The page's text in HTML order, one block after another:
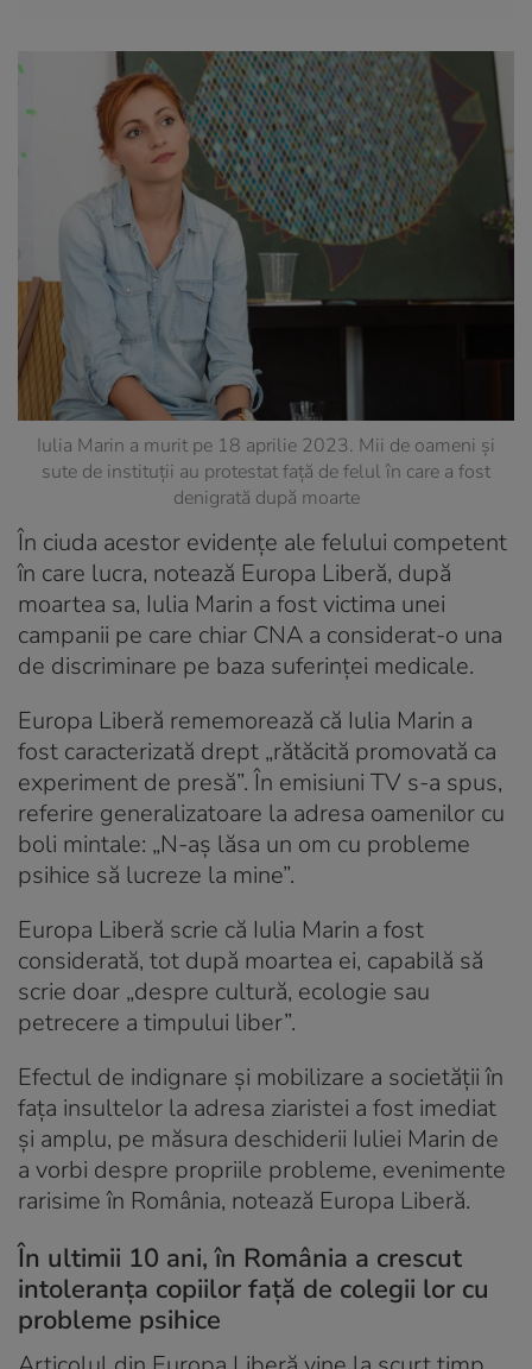
Iulia Marin a murit pe 18 aprilie 2023. Mii de oameni și
sute de instituții au protestat față de felul în care a fost
denigrată după moarte
În ciuda acestor evidențe ale felului competent
în care lucra, notează Europa Liberă, după
moartea sa, Iulia Marin a fost victima unei
campanii pe care chiar CNA a considerat-o una
de discriminare pe baza suferinței medicale.
Europa Liberă rememorează că Iulia Marin a
fost caracterizată drept „rătăcită promovată ca
experiment de presă”. În emisiuni TV s-a spus,
referire generalizatoare la adresa oamenilor cu
boli mintale: „N-aș lăsa un om cu probleme
psihice să lucreze la mine”.
Europa Liberă scrie că Iulia Marin a fost
considerată, tot după moartea ei, capabilă să
scrie doar „despre cultură, ecologie sau
petrecere a timpului liber”.
Efectul de indignare și mobilizare a societății în
fața insultelor la adresa ziaristei a fost imediat
și amplu, pe măsura deschiderii Iuliei Marin de
a vorbi despre propriile probleme, evenimente
rarisime în România, notează Europa Liberă.
În ultimii 10 ani, în România a crescut
intoleranța copiilor față de colegii lor cu
probleme psihice